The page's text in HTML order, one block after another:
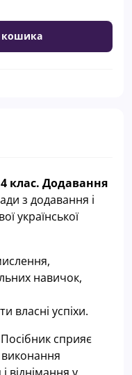
клас. Додавання
з додавання і
української
навичок,
власні успіхи.
сприяє